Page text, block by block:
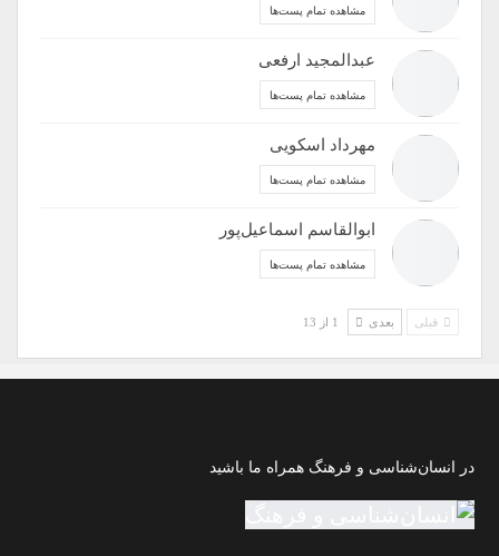
مشاهده تمام پست‌ها
عبدالمجید ارفعی
مشاهده تمام پست‌ها
مهرداد اسکویی
مشاهده تمام پست‌ها
ابوالقاسم اسماعیل‌پور
مشاهده تمام پست‌ها
قبلی بعدی
در انسان‌شناسی و فرهنگ همراه ما باشید